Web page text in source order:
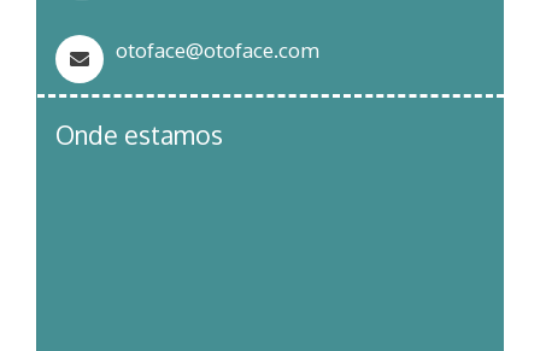
otoface@otoface.com
Onde estamos